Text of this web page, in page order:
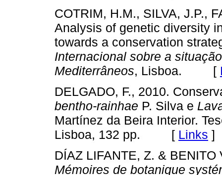
COTRIM, H.M., SILVA, J.P.,
Analysis of genetic diversity
towards a conservation
Internacional sobre a
Mediterrâneos, Lisboa. [
DELGADO, F., 2010.
bentho-rainhae P. Silva e
Martínez da Beira Interior.
Lisboa, 132 pp. [ Links ]
DÍAZ LIFANTE, Z. &
Mémoires de botanique